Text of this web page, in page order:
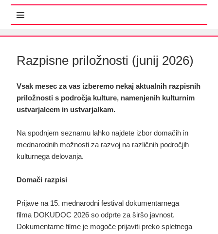
Razpisne priložnosti (junij 2026)
Vsak mesec za vas izberemo nekaj aktualnih razpisnih
priložnosti s področja kulture, namenjenih kulturnim
ustvarjalcem in ustvarjalkam.
Na spodnjem seznamu lahko najdete izbor domačih in
mednarodnih možnosti za razvoj na različnih področjih
kulturnega delovanja.
Domači razpisi
Prijave na 15. mednarodni festival dokumentarnega
filma DOKUDOC 2026 so odprte za širšo javnost.
Dokumentarne filme je mogoče prijaviti preko spletnega